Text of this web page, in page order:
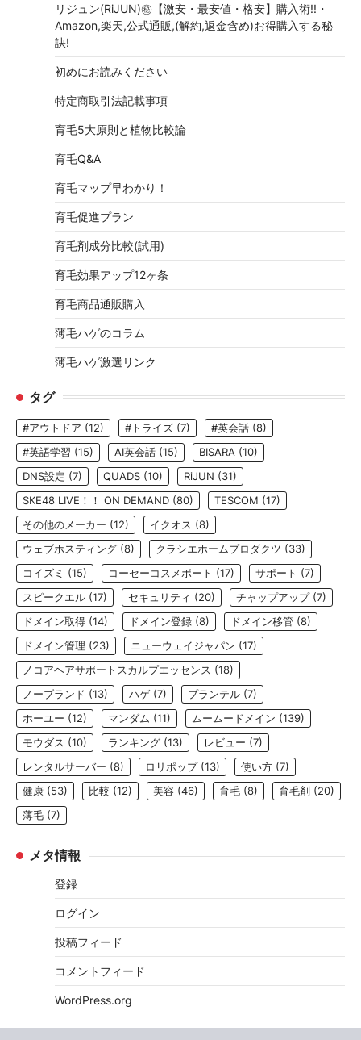
リジュン(RiJUN)㊙【激安・最安値・格安】購入術!!・
Amazon,楽天,公式通販,(解約,返金含め)お得購入する秘
訣!
初めにお読みください
特定商取引法記載事項
育毛5大原則と植物比較論
育毛Q&A
育毛マップ早わかり！
育毛促進プラン
育毛剤成分比較(試用)
育毛効果アップ12ヶ条
育毛商品通販購入
薄毛ハゲのコラム
薄毛ハゲ激選リンク
タグ
#アウトドア (12) #トライズ (7) #英会話 (8)
#英語学習 (15) AI英会話 (15) BISARA (10)
DNS設定 (7) QUADS (10) RiJUN (31)
SKE48 LIVE！！ ON DEMAND (80) TESCOM (17)
その他のメーカー (12) イクオス (8)
ウェブホスティング (8) クラシエホームプロダクツ (33)
コイズミ (15) コーセーコスメポート (17) サポート (7)
スピークエル (17) セキュリティ (20) チャップアップ(7)
ドメイン取得 (14) ドメイン登録 (8) ドメイン移管 (8)
ドメイン管理 (23) ニューウェイジャパン (17)
ノコアヘアサポートスカルプエッセンス (18)
ノーブランド (13) ハゲ (7) プランテル (7)
ホーユー (12) マンダム (11) ムームードメイン (139)
モウダス (10) ランキング (13) レビュー (7)
レンタルサーバー (8) ロリポップ(13) 使い方 (7)
健康 (53) 比較 (12) 美容 (46) 育毛 (8) 育毛剤 (20)
薄毛 (7)
メタ情報
登録
ログイン
投稿フィード
コメントフィード
WordPress.org